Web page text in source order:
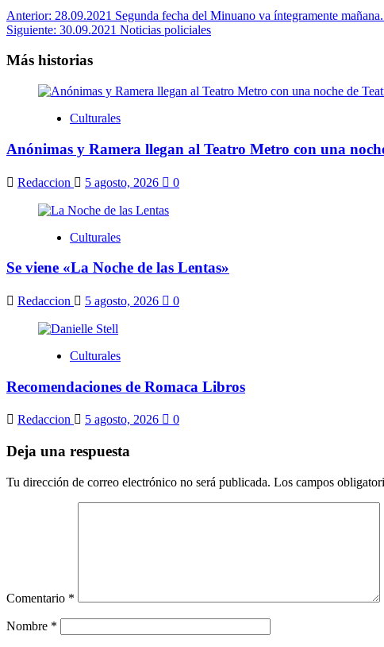
Anterior: 28.09.2021 Segunda fecha del Minuano va íntegramente
Siguiente: 30.09.2021 Noticias policiales
Más historias
Culturales
Anónimas y Ramera llegan al Teatro Metro con una
Redaccion 5 agosto, 2026 0
Culturales
Se viene «La Noche de las Lentas»
Redaccion 5 agosto, 2026 0
Culturales
Recomendaciones de Romaca Libros
Redaccion 5 agosto, 2026 0
Deja una respuesta
Tu dirección de correo electrónico no será publicada. Los campos
Comentario *
Nombre *